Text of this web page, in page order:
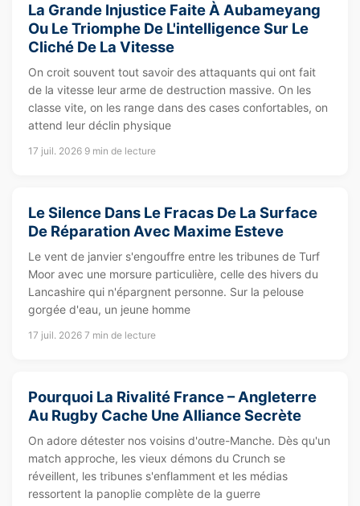
La Grande Injustice Faite À Aubameyang
Ou Le Triomphe De L'intelligence Sur Le
Cliché De La Vitesse
On croit souvent tout savoir des attaquants qui ont fait
de la vitesse leur arme de destruction massive. On les
classe vite, on les range dans des cases confortables, on
attend leur déclin physique
17 juil. 2026 9 min de lecture
Le Silence Dans Le Fracas De La Surface
De Réparation Avec Maxime Esteve
Le vent de janvier s'engouffre entre les tribunes de Turf
Moor avec une morsure particulière, celle des hivers du
Lancashire qui n'épargnent personne. Sur la pelouse
gorgée d'eau, un jeune homme
17 juil. 2026 7 min de lecture
Pourquoi La Rivalité France – Angleterre
Au Rugby Cache Une Alliance Secrète
On adore détester nos voisins d'outre-Manche. Dès qu'un
match approche, les vieux démons du Crunch se
réveillent, les tribunes s'enflamment et les médias
ressortent la panoplie complète de la guerre